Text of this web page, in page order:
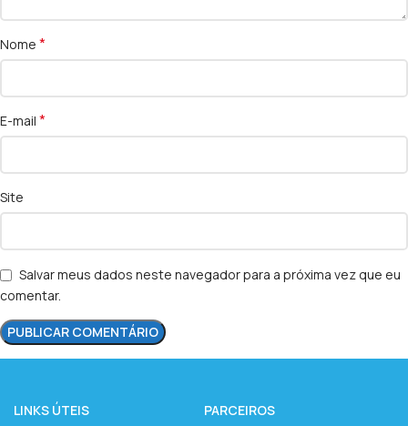
Nome *
E-mail *
Site
Salvar meus dados neste navegador para a próxima vez que eu
comentar.
LINKS ÚTEIS PARCEIROS